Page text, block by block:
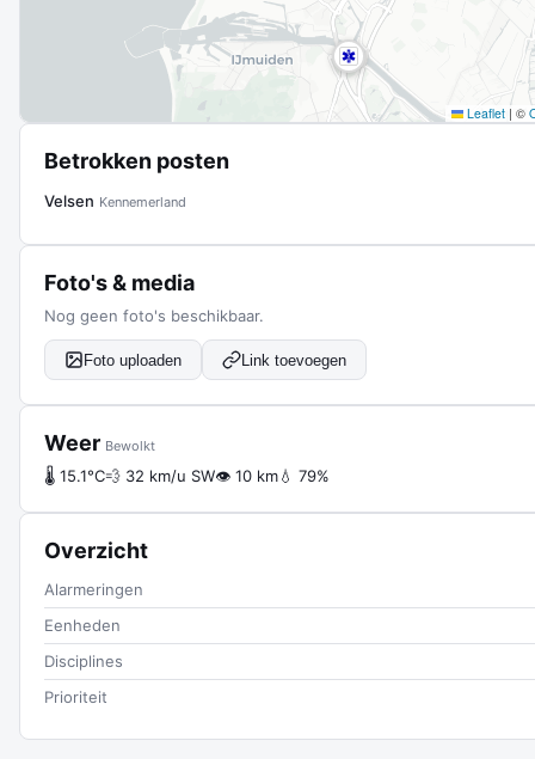
Leaflet | ©
Betrokken posten
Velsen Kennemerland
Foto's & media
Nog geen foto's beschikbaar.
Foto uploaden Link toevoegen
Weer Bewolkt
🌡 15.1°C💨 32 km/u SW👁 10 km💧 79%
Overzicht
Alarmeringen
Eenheden
Disciplines
Prioriteit